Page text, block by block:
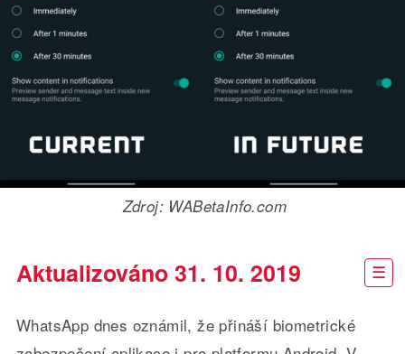
Zdroj: WABetaInfo.com
Aktualizováno 31. 10. 2019
WhatsApp dnes oznámil, že přináší biometrické